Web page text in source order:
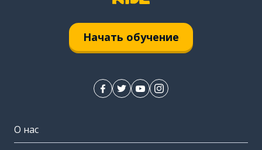
Начать обучение
О нас